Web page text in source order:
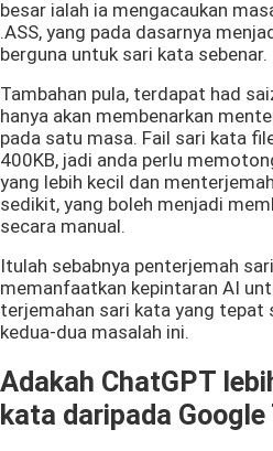
besar ialah ia mengacaukan
.ASS, yang pada dasarnya
berguna untuk sari kata sebenar.
Tambahan pula, terdapat had
hanya akan membenarkan
pada satu masa. Fail sari kata
400KB, jadi anda perlu
yang lebih kecil dan
sedikit, yang boleh menjadi
secara manual.
Itulah sebabnya penterjemah
memanfaatkan kepintaran AI
terjemahan sari kata yang tepat
kedua-dua masalah ini.
Adakah ChatGPT
kata daripada